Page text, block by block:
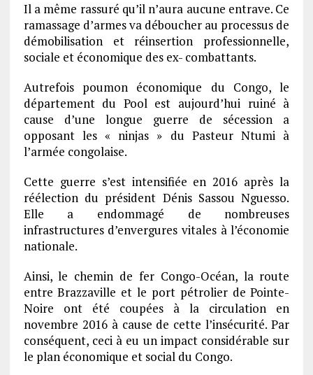
Il a même rassuré qu’il n’aura aucune entrave. Ce
ramassage d’armes va déboucher au processus de
démobilisation et réinsertion professionnelle,
sociale et économique des ex- combattants.
Autrefois poumon économique du Congo, le
département du Pool est aujourd’hui ruiné à
cause d’une longue guerre de sécession a
opposant les « ninjas » du Pasteur Ntumi à
l’armée congolaise.
Cette guerre s’est intensifiée en 2016 après la
réélection du président Dénis Sassou Nguesso.
Elle a endommagé de nombreuses
infrastructures d’envergures vitales à l’économie
nationale.
Ainsi, le chemin de fer Congo-Océan, la route
entre Brazzaville et le port pétrolier de Pointe-
Noire ont été coupées à la circulation en
novembre 2016 à cause de cette l’insécurité. Par
conséquent, ceci à eu un impact considérable sur
le plan économique et social du Congo.